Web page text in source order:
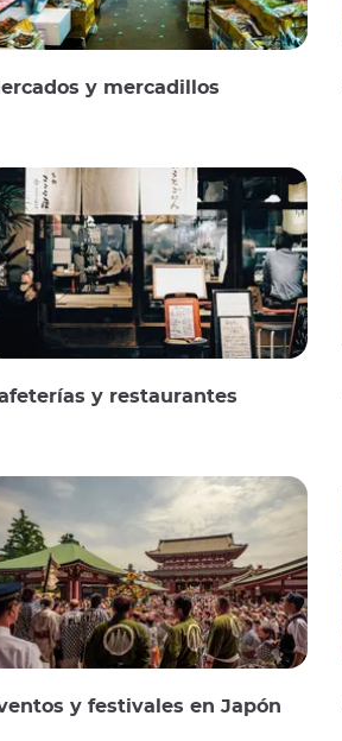
y mercadillos
y restaurantes
y festivales en Japón